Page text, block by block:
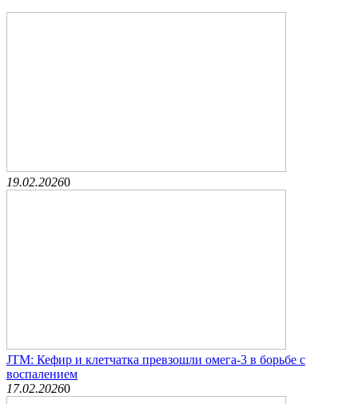
19.02.20260
JTM: Кефир и клетчатка превзошли омега-3 в борьбе с
воспалением
17.02.20260